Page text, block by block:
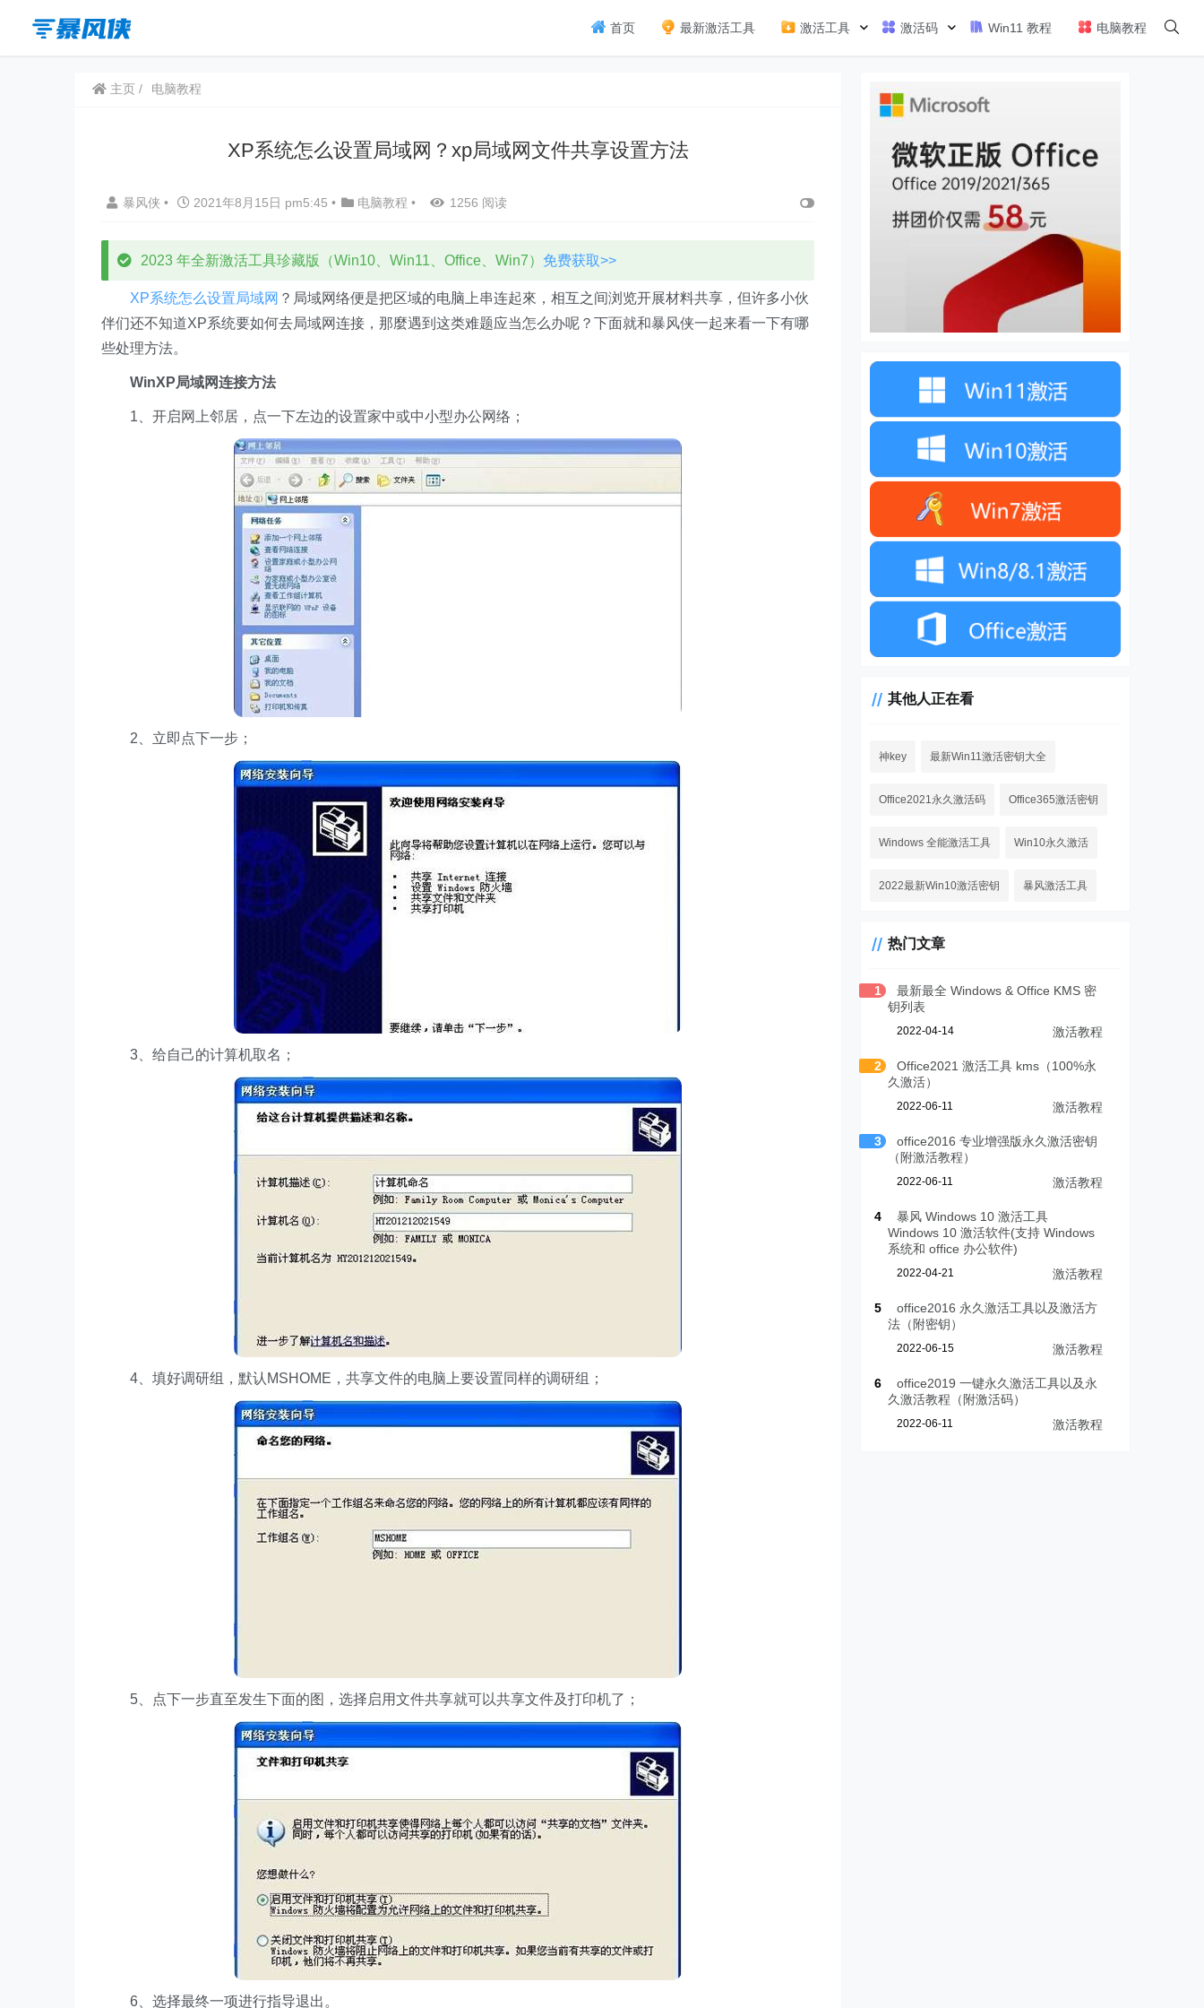
首页 最新激活工具 激活工具 激活码 Win11 教程 电脑教程
主页 电脑教程
XP系统怎么设置局域网？xp局域网文件共享设置方法
暴风侠 • 2021年8月15日 pm5:45 • 电脑教程 • 1256 阅读
2023 年全新激活工具珍藏版（Win10、Win11、Office、Win7） 免费获取>>
XP系统怎么设置局域网 ？局域网络便是把区域的电脑上串连起來，相互之间浏览开展材料共享，但许多小伙
伴们还不知道XP系统要如何去局域网连接，那麼遇到这类难题应当怎么办呢？下面就和暴风侠一起来看一下有哪
些处理方法。
WinXP局域网连接方法
1、开启网上邻居，点一下左边的设置家中或中小型办公网络；
2、立即点下一步；
3、给自己的计算机取名；
4、填好调研组，默认MSHOME，共享文件的电脑上要设置同样的调研组；
5、点下一步直至发生下面的图，选择启用文件共享就可以共享文件及打印机了；
6、选择最终一项进行指导退出。
其他人正在看
神key 最新Win11激活密钥大全
Office2021永久激活码 Office365激活密钥
Windows 全能激活工具 Win10永久激活
2022最新Win10激活密钥 暴风激活工具
热门文章
1
最新最全 Windows & Office KMS 密
钥列表
2022-04-14 激活教程
2
Office2021 激活工具 kms（100%永
久激活）
2022-06-11 激活教程
3
office2016 专业增强版永久激活密钥
（附激活教程）
2022-06-11 激活教程
4
暴风 Windows 10 激活工具
Windows 10 激活软件(支持 Windows
系统和 office 办公软件)
2022-04-21 激活教程
5
office2016 永久激活工具以及激活方
法（附密钥）
2022-06-15 激活教程
6
office2019 一键永久激活工具以及永
久激活教程（附激活码）
2022-06-11 激活教程